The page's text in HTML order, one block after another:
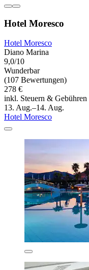
Hotel Moresco
Hotel Moresco
Diano Marina
9,0/10
Wunderbar
(107 Bewertungen)
278 €
inkl. Steuern & Gebühren
13. Aug.–14. Aug.
Hotel Moresco